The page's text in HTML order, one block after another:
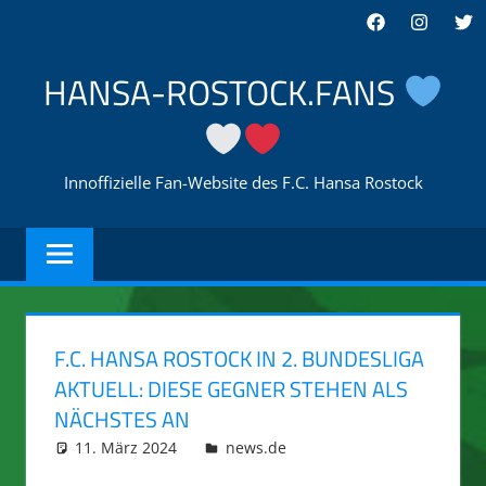
springen
Facebook
HANSA-ROSTOCK.FANS
Innoffizielle Fan-Website des F.C. Hansa Rostock
F.C. HANSA ROSTOCK IN 2. BUNDESLIGA
AKTUELL: DIESE GEGNER STEHEN ALS
NÄCHSTES AN
11. März 2024 integromat
news.de